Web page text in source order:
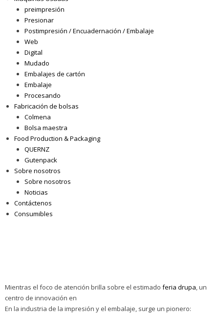
preimpresión
Presionar
Postimpresión / Encuadernación / Embalaje
Web
Digital
Mudado
Embalajes de cartón
Embalaje
Procesando
Fabricación de bolsas
Colmena
Bolsa maestra
Food Production & Packaging
QUERNZ
Gutenpack
Sobre nosotros
Sobre nosotros
Noticias
Contáctenos
Consumibles
Mientras el foco de atención brilla sobre el estimado feria drupa, un
centro de innovación en
En la industria de la impresión y el embalaje, surge un pionero: